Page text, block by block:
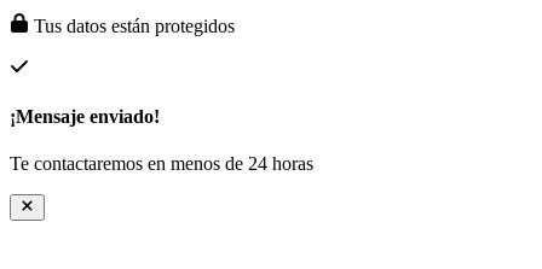
Tus datos están protegidos
¡Mensaje enviado!
Te contactaremos en menos de 24 horas